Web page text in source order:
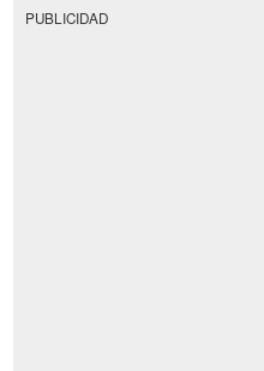
PUBLICIDAD